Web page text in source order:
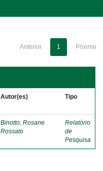
Anterior 1 Póximo
Autor(es) Tipo
Binotto, Rosane
Rossato
Relatório
de
Pesquisa